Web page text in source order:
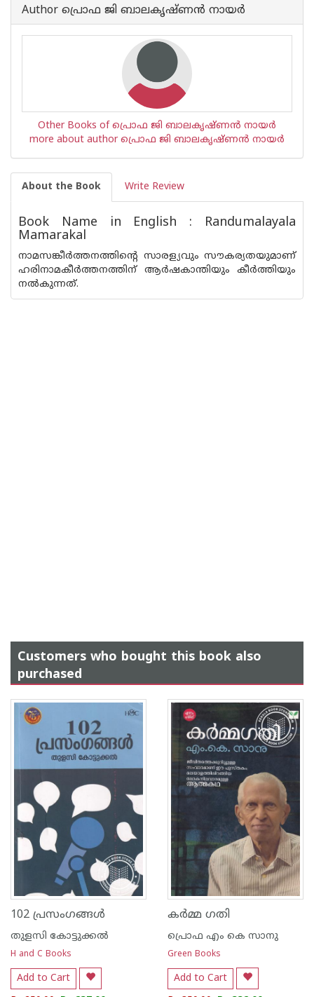
Book
Author പ്രൊഫ ജി ബാലകൃഷ്ണന്‍ നായര്‍
Other Books of പ്രൊഫ ജി ബാലകൃഷ്ണന്‍ നായര്‍
more about author പ്രൊഫ ജി ബാലകൃഷ്ണന്‍ നായര്‍
About the Book Write Review
Book Name in English : Randumalayala
Mamarakal
നാമസങ്കീര്‍ത്തനത്തിന്റെ സാരള്യവും സൗകര്യതയുമാണ്
ഹരിനാമകീര്‍ത്തനത്തിന് ആര്‍ഷകാന്തിയും കീര്‍ത്തിയും
നല്‍കുന്നത്.
Customers who bought this book also
purchased
102 പ്രസംഗങ്ങള്‍
തുളസി കോട്ടുക്കല്‍
H and C Books
Add to Cart
കര്‍മ്മ ഗതി
പ്രൊഫ എം കെ സാനു
Green Books
Add to Cart